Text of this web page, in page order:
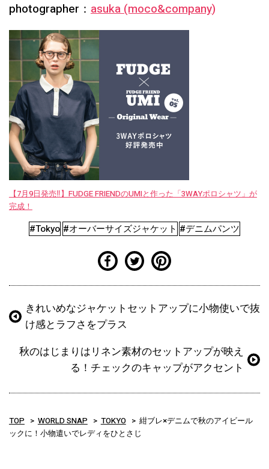
photographer： asuka (moco&company)
【7月9日発売‼︎】FUDGE FRIENDのUMIと作った「3WAYポロシャツ」が
完成！
#Tokyo #オーバーサイズジャケット #デニムパンツ
きれいめなジャケットセットアップに小物使いで抜
け感とラフさをプラス
秋のはじまりはリネン素材のセットアップが映え
る！チェックのキャップがアクセント
TOP WORLD SNAP TOKYO
紺ブレ×デニムで秋のアイビール
ックに！小物遣いでレディをひとさじ